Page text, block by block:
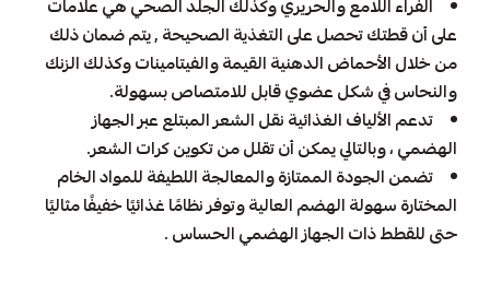
الفراء اللامع والحريري وكذلك الجلد الصحي هي علامات
على أن قطتك تحصل على التغذية الصحيحة , يتم ضمان ذلك
من خلال الأحماض الدهنية القيمة والفيتامينات وكذلك الزنك
والنحاس في شكل عضوي قابل للامتصاص بسهولة.
تدعم الألياف الغذائية نقل الشعر المبتلع عبر الجهاز
الهضمي ، وبالتالي يمكن أن تقلل من تكوين كرات الشعر.
تضمن الجودة الممتازة والمعالجة اللطيفة للمواد الخام
المختارة سهولة الهضم العالية وتوفر نظامًا غذائيًا خفيفًا مثاليًا
حتى للقطط ذات الجهاز الهضمي الحساس .